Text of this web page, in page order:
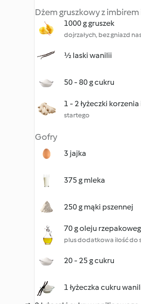
Dżem gruszkowy z
1000 g gruszek
dojrzałych, bez gniazd
½ laski wanilii
50 - 80 g cukru
1 - 2 łyżeczki
startego
Gofry
3 jajka
375 g mleka
250 g mąki pszennej
70 g oleju
plus dodatkowa ilość do
20 - 25 g cukru
1 łyżeczka cukru